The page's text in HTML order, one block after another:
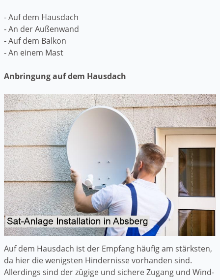
- Auf dem Hausdach
- An der Außenwand
- Auf dem Balkon
- An einem Mast
Anbringung auf dem Hausdach
Auf dem Hausdach ist der Empfang häufig am stärksten,
da hier die wenigsten Hindernisse vorhanden sind.
Allerdings sind der zügige und sichere Zugang und Wind-